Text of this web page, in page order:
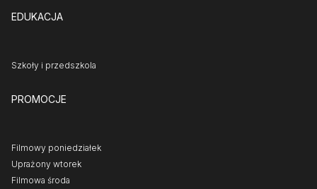
EDUKACJA
Szkoły i przedszkola
PROMOCJE
Filmowy poniedziałek
Uprażony wtorek
Filmowa środa